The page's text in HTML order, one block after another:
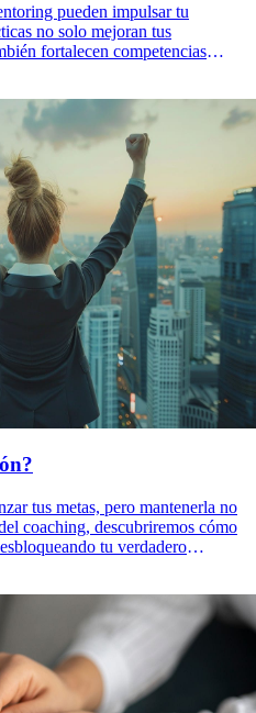
pueden impulsar tu
no solo mejoran tus
fortalecen competencias
tus metas, pero mantenerla no
coaching, descubriremos cómo
tu verdadero